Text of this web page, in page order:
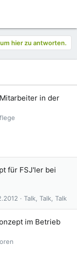
hier zu antworten.
in der
für FSJ'ler bei
Talk, Talk, Talk
im Betrieb